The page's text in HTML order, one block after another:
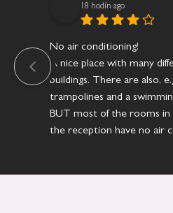
18 hodín ago
No air conditioning!
A nice place with many
buildings. There are also,
trampolines and a
BUT most of the rooms in
the reception have no air